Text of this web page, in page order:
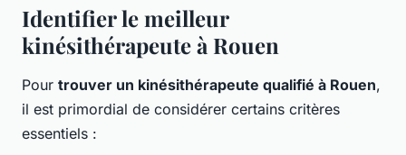
Identifier le meilleur
kinésithérapeute à Rouen
Pour trouver un kinésithérapeute qualifié à Rouen,
il est primordial de considérer certains critères
essentiels :